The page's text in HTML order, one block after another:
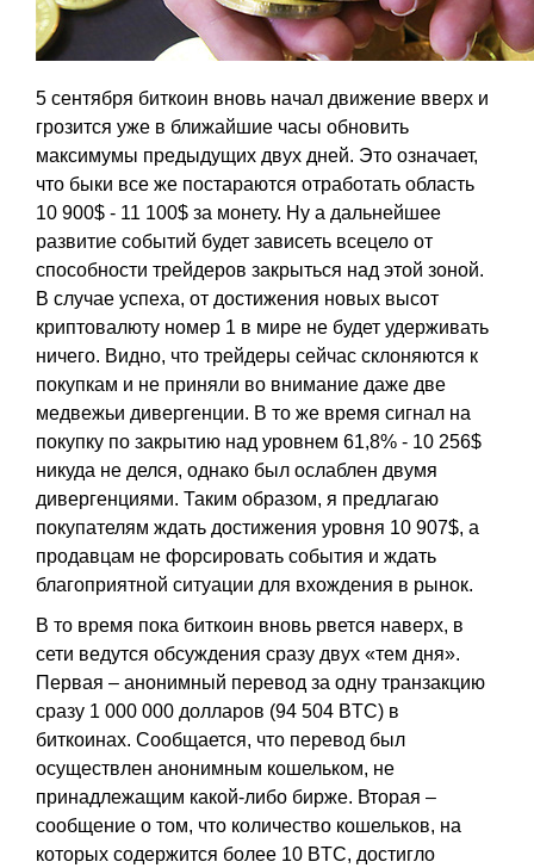
5 сентября биткоин вновь начал движение вверх и
грозится уже в ближайшие часы обновить
максимумы предыдущих двух дней. Это означает,
что быки все же постараются отработать область
10 900$ - 11 100$ за монету. Ну а дальнейшее
развитие событий будет зависеть всецело от
способности трейдеров закрыться над этой зоной.
В случае успеха, от достижения новых высот
криптовалюту номер 1 в мире не будет удерживать
ничего. Видно, что трейдеры сейчас склоняются к
покупкам и не приняли во внимание даже две
медвежьи дивергенции. В то же время сигнал на
покупку по закрытию над уровнем 61,8% - 10 256$
никуда не делся, однако был ослаблен двумя
дивергенциями. Таким образом, я предлагаю
покупателям ждать достижения уровня 10 907$, а
продавцам не форсировать события и ждать
благоприятной ситуации для вхождения в рынок.
В то время пока биткоин вновь рвется наверх, в
сети ведутся обсуждения сразу двух «тем дня».
Первая – анонимный перевод за одну транзакцию
сразу 1 000 000 долларов (94 504 BTC) в
биткоинах. Сообщается, что перевод был
осуществлен анонимным кошельком, не
принадлежащим какой-либо бирже. Вторая –
сообщение о том, что количество кошельков, на
которых содержится более 10 BTC, достигло